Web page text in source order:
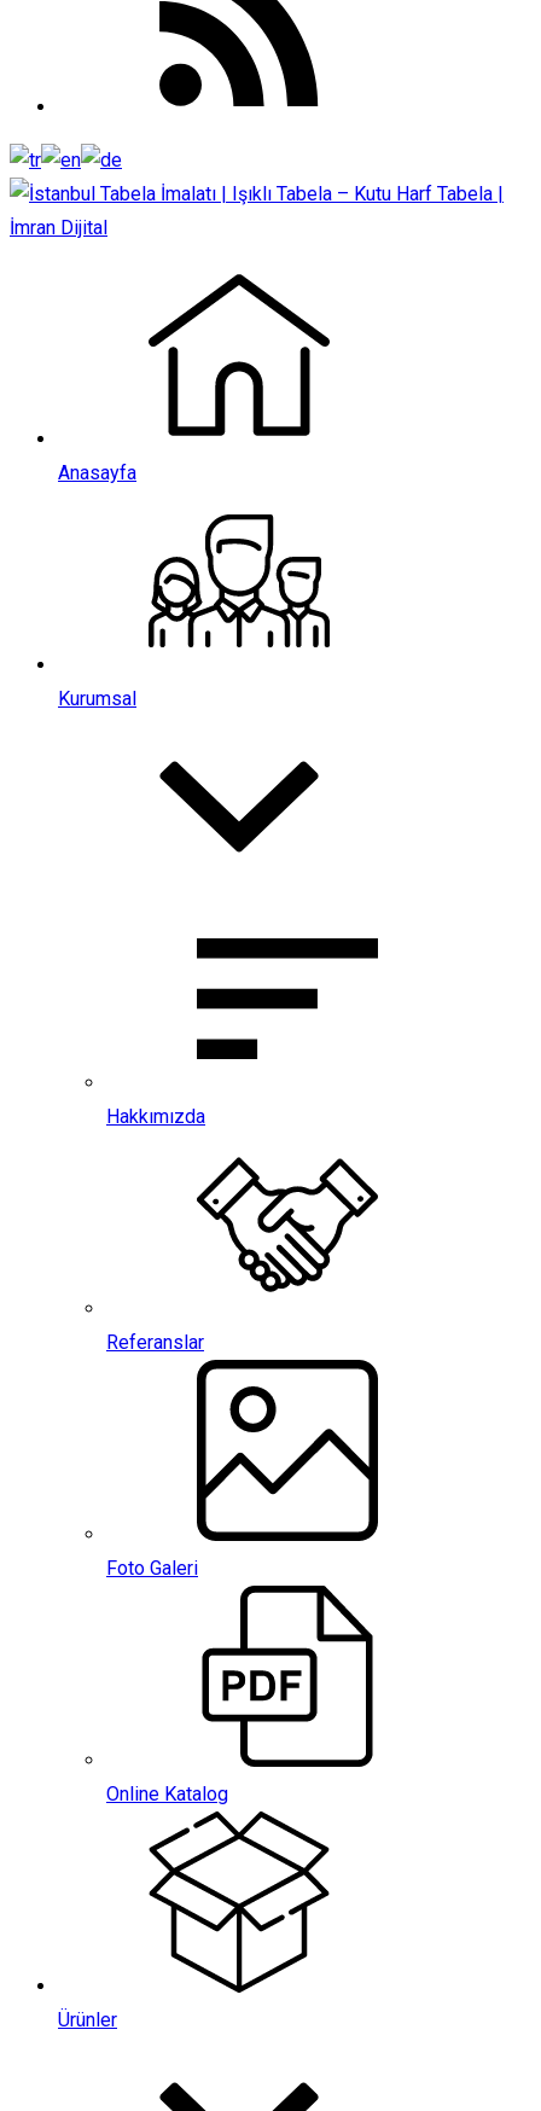
Anasayfa
Kurumsal
Hakkımızda
Referanslar
Foto Galeri
Online Katalog
Ürünler